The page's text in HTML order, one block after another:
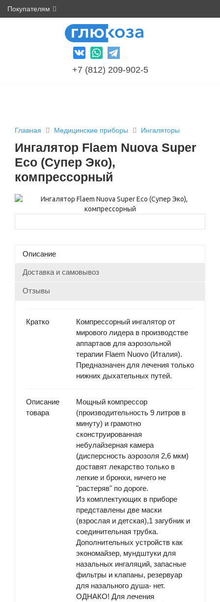
Покупателям
+7 (812) 209-902-5
Главная Медицинские приборы Ингаляторы
Ингалятор Flaem Nuova Super
Eco (Супер Эко),
компрессорный
Описание
Доставка и самовывоз
Отзывы
Кратко
Компрессорный ингалятор от
мирового лидера в производстве
аппартаов для аэрозольной
терапии Flaem Nuovo (Италия).
Предназначен для лечения только
нижних дыхательных путей.
Описание
товара
Мощный компрессор
(производительность 9 литров в
минуту) и грамотно
сконструированная
небулайзерная камера
(дисперсность аэрозоля 2,6 мкм)
доставят лекарство только в
легкие и бронхи, ничего не
"растеряв" по дороге.
Из комплектующих в приборе
представлены две маски
(взрослая и детская),1 загубник и
соединительная трубка.
Дополнительных устройств как
экономайзер, мундштуки для
назальных ингаляций, запасные
фильтры и клапаны, резервуар
для назального душа- нет.
ОДНАКО! Для лечения